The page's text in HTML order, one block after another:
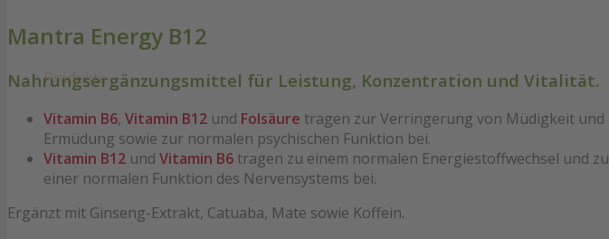
Produkte
Mantra Energy B12
Nahrungsergänzungsmittel für Leistung, Konzentration und Vitalität.
Vitamin B6, Vitamin B12 und Folsäure tragen zur Verringerung von Müdigkeit und
Ermüdung sowie zur normalen psychischen Funktion bei.
Vitamin B12 und Vitamin B6 tragen zu einem normalen Energiestoffwechsel und zu
einer normalen Funktion des Nervensystems bei.
Ergänzt mit Ginseng-Extrakt, Catuaba, Mate sowie Koffein.